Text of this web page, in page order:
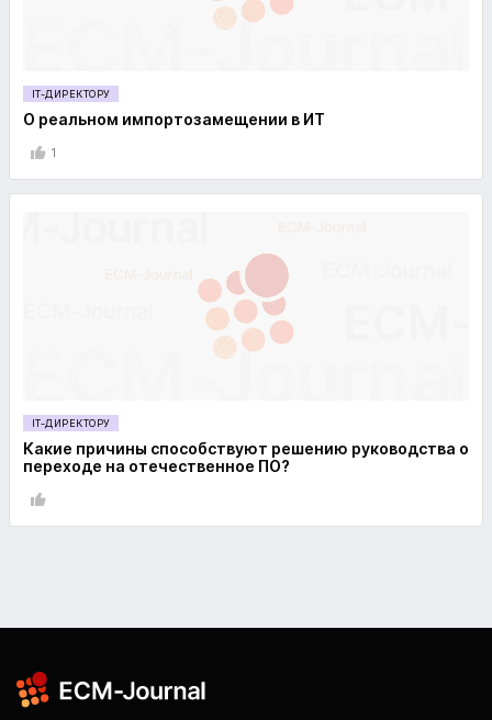
IT-ДИРЕКТОРУ
О реальном импортозамещении в ИТ
1
IT-ДИРЕКТОРУ
Какие причины способствуют решению руководства о
переходе на отечественное ПО?